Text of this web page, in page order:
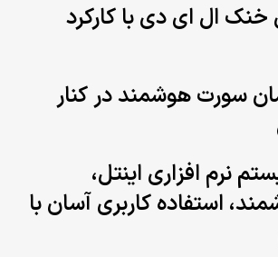
ال ای دی با کارکرد
سورت هوشمند در کنار
نرم افزاری اینتل،
استفاده کاربری آسان با